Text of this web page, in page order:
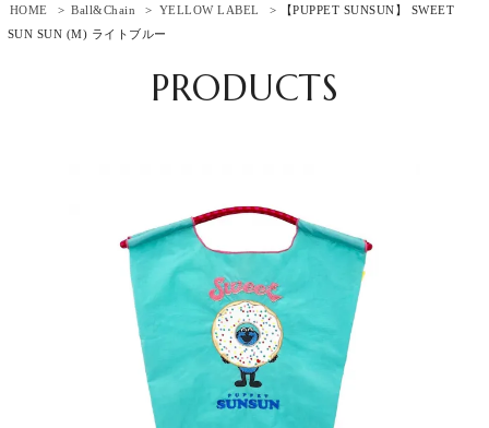
HOME
> Ball&Chain > YELLOW LABEL
> 【PUPPET SUNSUN】 SWEET
SUN SUN (M) ライトブルー
PRODUCTS